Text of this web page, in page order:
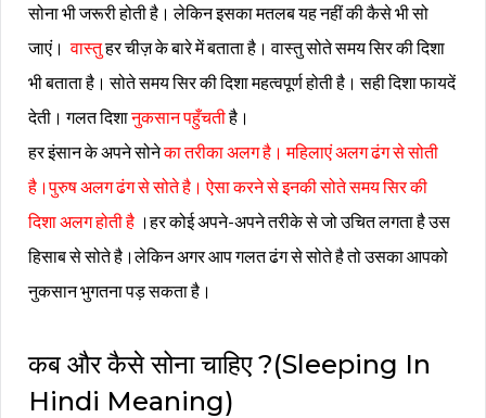
सोना भी जरूरी होती है। लेकिन इसका मतलब यह नहीं की कैसे भी सो
जाएं।वास्तुहर चीज़ के बारे में बताता है। वास्तु सोते समय सिर की दिशा
भी बताता है। सोते समय सिर की दिशा महत्वपूर्ण होती है। सही दिशा फायदें
देती। गलत दिशानुकसान पहुँचतीहै।
हर इंसान के अपने सोनेका तरीका अलग है। महिलाएं अलग ढंग से सोती
है।पुरुष अलग ढंग से सोते है। ऐसा करने से इनकी सोते समय सिर की
दिशा अलग होती है ।हर कोई अपने-अपने तरीके से जो उचित लगता है उस
हिसाब से सोते है।लेकिन अगर आप गलत ढंग से सोते है तो उसका आपको
नुकसान भुगतना पड़ सकता है।
कब और कैसे सोना चाहिए ?(Sleeping In
Hindi Meaning)